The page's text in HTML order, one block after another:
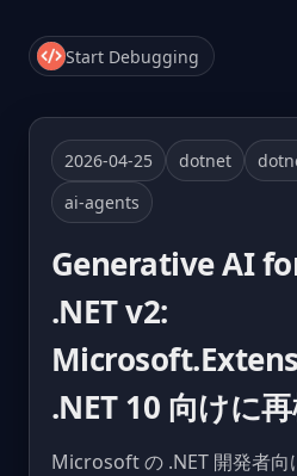
Start Debugging
2026-04-25 dotnet
ai-agents
Generative AI
.NET v2:
.NET 10 向けに
Microsoft の .NET 開発者向